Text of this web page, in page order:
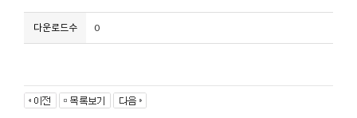
다운로드수 0